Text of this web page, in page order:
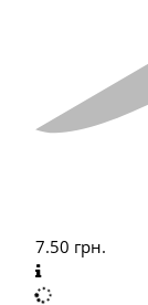
7.50 грн.